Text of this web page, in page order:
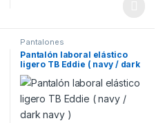
Pantalones
Pantalón laboral elástico
ligero TB Eddie ( navy / dark
navy )